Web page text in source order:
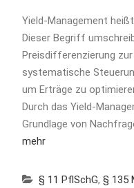
Yield-Management
Dieser Begriff
Preisdifferenzierung zur
systematische
um Erträge zu
Durch das Yield-
Grundlage von
mehr
§ 11 PflSchG, § 135